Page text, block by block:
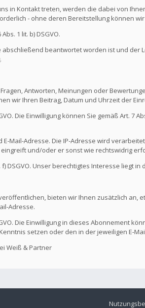
in Kontakt treten, werden die dabei von
- ohne deren Bereitstellung können
1 lit. b) DSGVO.
beantwortet worden ist und
Antworten, Meinungen oder
wir Ihren Beitrag, Datum und Uhrzeit der
Die Einwilligung können Sie gemäß Art.
Mail-Adresse. Die IP-Adresse wird
und/oder er sonst wie rechtswidrig
DSGVO. Unser berechtigtes Interesse liegt
bieten wir Ihnen zusätzlich an,
Adresse.
Die Einwilligung in dieses Abonnement
setzen oder den in der jeweiligen E-
Weiß & Partner